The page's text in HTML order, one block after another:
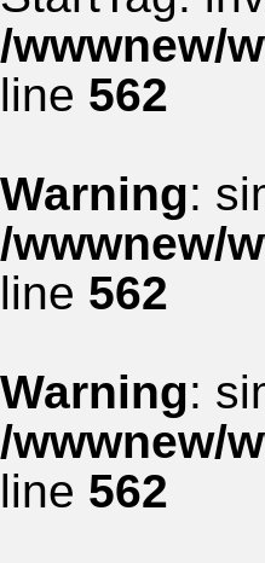
/wwwnew/
line 562
Warning:
/wwwnew/
line 562
Warning:
/wwwnew/
line 562